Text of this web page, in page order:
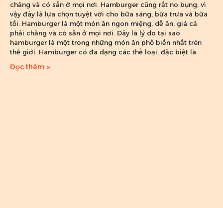
chăng và có sẵn ở mọi nơi. Hamburger cũng rất no bụng, vì
vậy đây là lựa chọn tuyệt vời cho bữa sáng, bữa trưa và bữa
tối. Hamburger là một món ăn ngon miệng, dễ ăn, giá cả
phải chăng và có sẵn ở mọi nơi. Đây là lý do tại sao
hamburger là một trong những món ăn phổ biến nhất trên
thế giới. Hamburger có đa dạng các thể loại, đặc biệt là
Đọc thêm »